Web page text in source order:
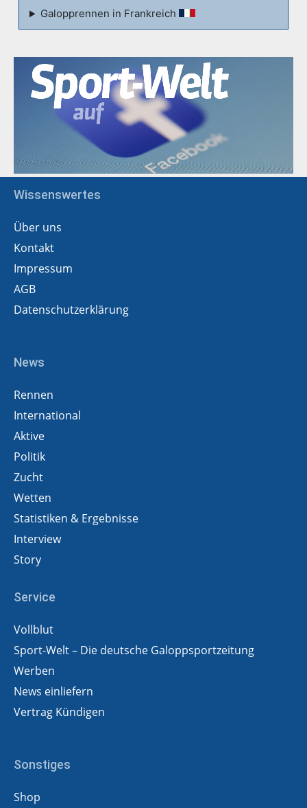
Galopprennen in Frankreich
Wissenswertes
Über uns
Kontakt
Impressum
AGB
Datenschutzerklärung
News
Rennen
International
Aktive
Politik
Zucht
Wetten
Statistiken & Ergebnisse
Interview
Story
Service
Vollblut
Sport-Welt – Die deutsche Galoppsportzeitung
Werben
News einliefern
Vertrag Kündigen
Sonstiges
Shop